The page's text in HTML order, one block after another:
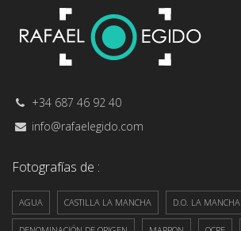
+34 687 46 92 40
info@rafaelegido.com
Fotografías de :
AGUA CASTILLA LA MANCHA D.O. LA MANCHA